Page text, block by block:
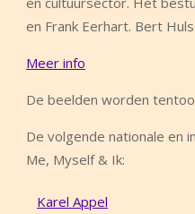
en Frank Eerhart. Bert
Meer info
De beelden worden
De volgende nationale en
Me, Myself & Ik:
Karel Appel